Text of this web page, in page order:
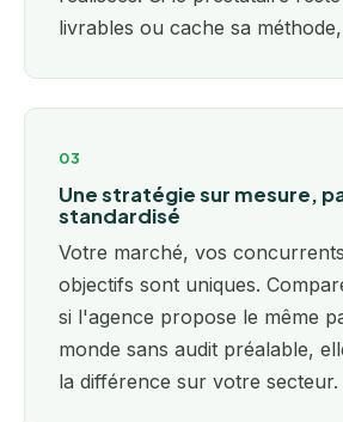
livrables ou cache sa
03
Une stratégie sur mesure,
standardisé
Votre marché, vos
objectifs sont uniques.
si l'agence propose le même
monde sans audit préalable,
la différence sur votre secteur.